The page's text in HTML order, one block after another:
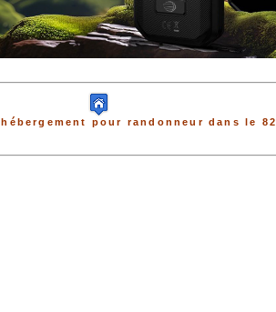
pour randonneur dans le 82